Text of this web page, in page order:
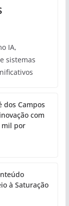
IA,
sistemas
dos Campos
com
mil por
à Saturação